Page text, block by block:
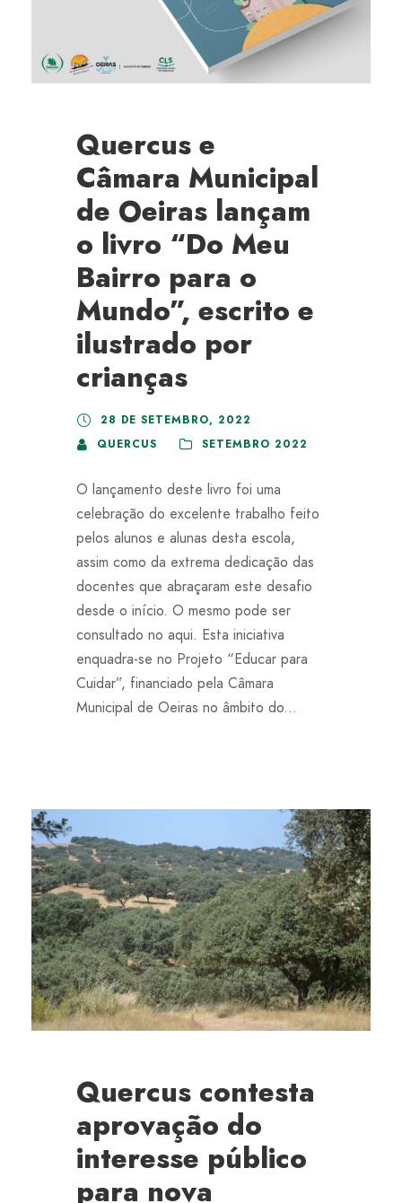
Quercus e
Câmara Municipal
de Oeiras lançam
o livro “Do Meu
Bairro para o
Mundo”, escrito e
ilustrado por
crianças
28 DE SETEMBRO, 2022
QUERCUS
SETEMBRO 2022
O lançamento deste livro foi uma
celebração do excelente trabalho feito
pelos alunos e alunas desta escola,
assim como da extrema dedicação das
docentes que abraçaram este desafio
desde o início. O mesmo pode ser
consultado no aqui. Esta iniciativa
enquadra-se no Projeto “Educar para
Cuidar”, financiado pela Câmara
Municipal de Oeiras no âmbito do...
Quercus contesta
aprovação do
interesse público
para nova